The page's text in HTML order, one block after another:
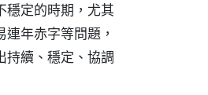
穩定的時期，尤其
年赤字等問題，
持續、穩定、協調